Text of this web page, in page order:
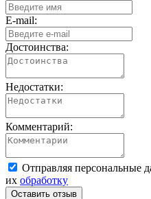
E-mail:
Достоинства:
Недостатки:
Комментарий:
Отправляя персональные
их обработку